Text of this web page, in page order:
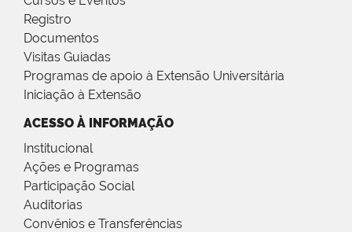
Registro
Documentos
Visitas Guiadas
Programas de apoio à Extensão Universitária
Iniciação à Extensão
ACESSO À INFORMAÇÃO
Institucional
Ações e Programas
Participação Social
Auditorias
Convênios e Transferências